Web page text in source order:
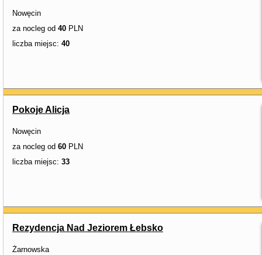
Nowęcin
za nocleg od 40 PLN
liczba miejsc: 40
Pokoje Alicja
Nowęcin
za nocleg od 60 PLN
liczba miejsc: 33
Rezydencja Nad Jeziorem Łebsko
Żarnowska